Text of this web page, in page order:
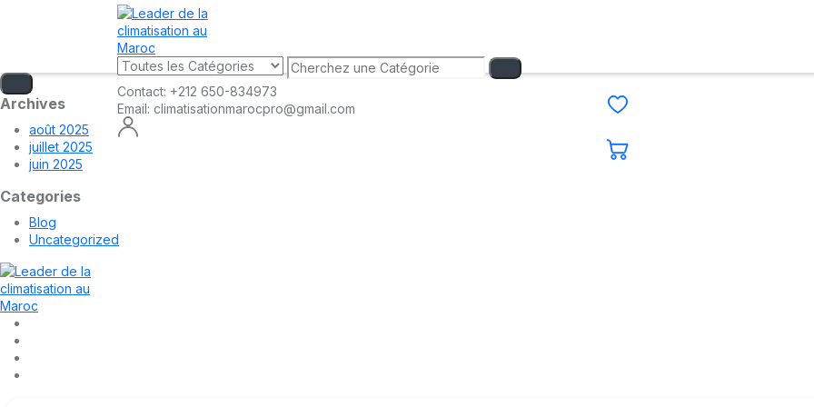
Archives
août 2025
juillet 2025
juin 2025
Categories
Blog
Uncategorized
Contact: +212 650-834973
Email: climatisationmarocpro@gmail.com